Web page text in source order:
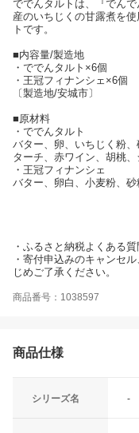
ででんタルトは、『でん
産のいちじくの甘露煮を
トです。
■内容量/製造地
・ででんタルト×6個
・王冠フィナンシェ×6個
〔製造地/安城市〕
■原材料
・ででんタルト
バター、卵、いちじく粉
ターチ、赤ワイン、胡桃
・王冠フィナンシェ
バター、卵白、小麦粉、
・ふるさと納税よくある質
・寄付申込みのキャンセ
じめご了承ください。
商品番号：1038597
商品仕様
シリーズ名 -